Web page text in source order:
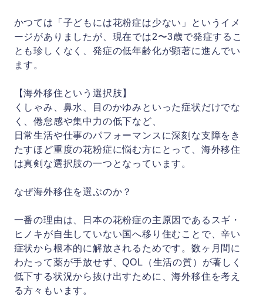
かつては「子どもには花粉症は少ない」というイメ
ージがありましたが、現在では2〜3歳で発症するこ
とも珍しくなく、発症の低年齢化が顕著に進んでい
ます。
【海外移住という選択肢】
くしゃみ、鼻水、目のかゆみといった症状だけでな
く、倦怠感や集中力の低下など、
日常生活や仕事のパフォーマンスに深刻な支障をき
たすほど重度の花粉症に悩む方にとって、海外移住
は真剣な選択肢の一つとなっています。
なぜ海外移住を選ぶのか？
一番の理由は、日本の花粉症の主原因であるスギ・
ヒノキが自生していない国へ移り住むことで、辛い
症状から根本的に解放されるためです。数ヶ月間に
わたって薬が手放せず、QOL（生活の質）が著しく
低下する状況から抜け出すために、海外移住を考え
る方々もいます。